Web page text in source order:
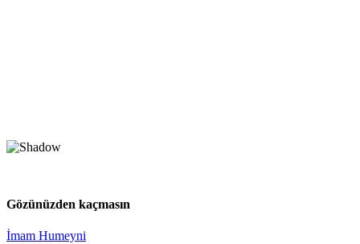
Gözünüzden kaçmasın
İmam Humeyni